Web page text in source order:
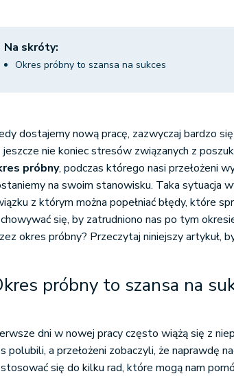
Na skróty:
Okres próbny to szansa na sukces
dostajemy nową pracę, zazwyczaj bardzo
nie koniec stresów związanych z
próbny, podczas którego nasi przełożeni
na swoim stanowisku. Taka sytuacja
z którym można popełniać błędy, które
się, by zatrudniono nas po tym
okres próbny? Przeczytaj niniejszy artykuł,
próbny to szansa na
dni w nowej pracy często wiążą się z
polubili, a przełożeni zobaczyli, że naprawdę
się do kilku rad, które mogą nam